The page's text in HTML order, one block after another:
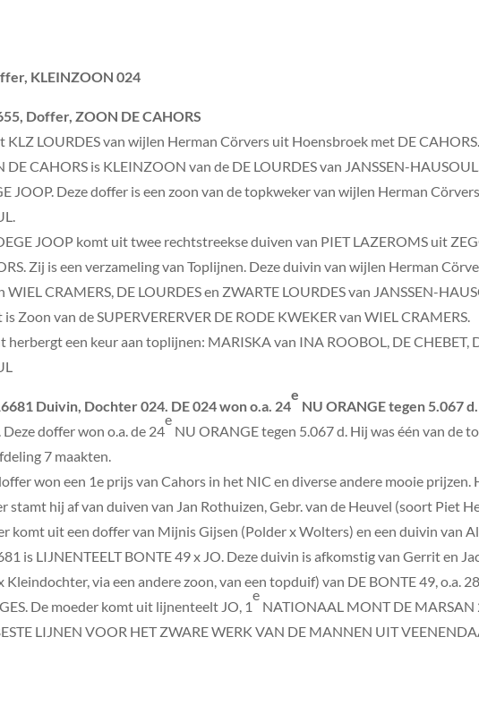
KLEINZOON 024
Doffer, ZOON DE CAHORS
KLZ LOURDES van wijlen Herman Cörvers uit Hoensbroek met DE CAHORS.
DE CAHORS is KLEINZOON van de DE LOURDES van JANSSEN-
JOOP. Deze doffer is een zoon van de topkweker van wijlen Herman
JOOP komt uit twee rechtstreekse duiven van PIET LAZEROMS uit
Zij is een verzameling van Toplijnen. Deze duivin van wijlen Herman
WIEL CRAMERS, DE LOURDES en ZWARTE LOURDES van JANSSEN-
Zoon van de SUPERVERERVER DE RODE KWEKER van WIEL CRAMERS.
herbergt een keur aan toplijnen: MARISKA van INA ROOBOL, DE CHEBET,
Duivin, Dochter 024. DE 024 won o.a. 24
e
NU ORANGE tegen 5.067 d.
doffer won o.a. de 24
e
NU ORANGE tegen 5.067 d. Hij was één van de
7 maakten.
won een 1e prijs van Cahors in het NIC en diverse andere mooie
stamt hij af van duiven van Jan Rothuizen, Gebr. van de Heuvel (soort Piet
komt uit een doffer van Mijnis Gijsen (Polder x Wolters) en een duivin van
is LIJNENTEELT BONTE 49 x JO. Deze duivin is afkomstig van Gerrit en
via een andere zoon, van een topduif) van DE BONTE 49, o.a. 28
De moeder komt uit lijnenteelt JO, 1
e
NATIONAAL MONT DE MARSAN
LIJNEN VOOR HET ZWARE WERK VAN DE MANNEN UIT